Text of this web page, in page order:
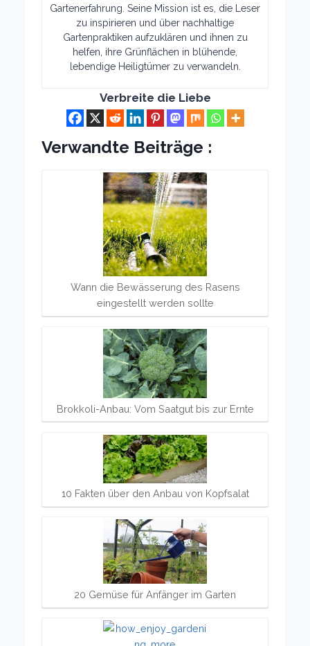
Gartenerfahrung. Seine Mission ist es, die Leser
zu inspirieren und über nachhaltige
Gartenpraktiken aufzuklären und ihnen zu
helfen, ihre Grünflächen in blühende,
lebendige Heiligtümer zu verwandeln.
Verbreite die Liebe
Verwandte Beiträge :
Wann die Bewässerung des Rasens
eingestellt werden sollte
Brokkoli-Anbau: Vom Saatgut bis zur Ernte
10 Fakten über den Anbau von Kopfsalat
20 Gemüse für Anfänger im Garten